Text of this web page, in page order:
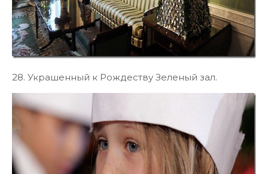
28. Украшенный к Рождеству Зеленый зал.